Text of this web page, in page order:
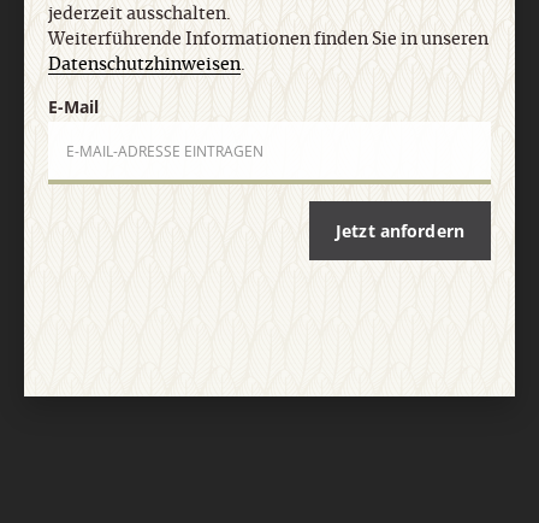
jederzeit ausschalten.
Weiterführende Informationen finden Sie in unseren
Datenschutzhinweisen.
E-Mail
Jetzt anfordern